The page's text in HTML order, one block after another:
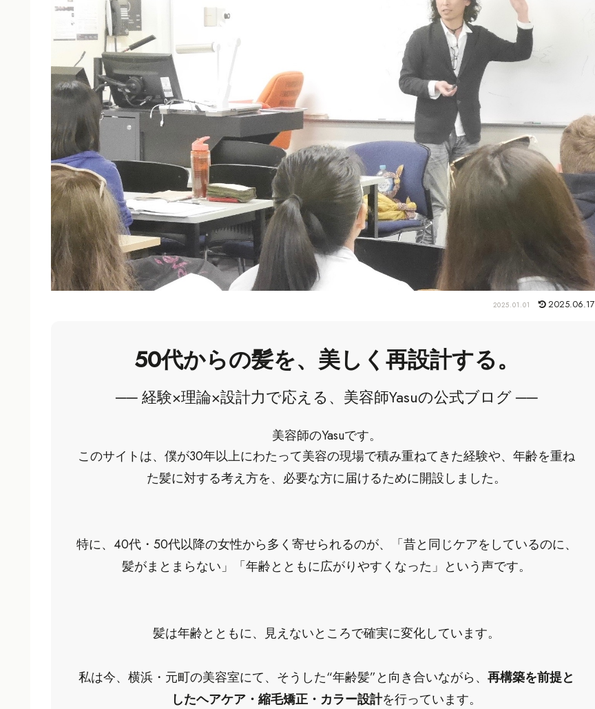
2025.01.01 2025.06.17
50代からの髪を、美しく再設計する。
── 経験×理論×設計力で応える、美容師Yasuの公式ブログ ──
美容師のYasuです。
このサイトは、僕が30年以上にわたって美容の現場で積み重ねてきた経験や、年齢を重ね
た髪に対する考え方を、必要な方に届けるために開設しました。
特に、40代・50代以降の女性から多く寄せられるのが、「昔と同じケアをしているのに、
髪がまとまらない」「年齢とともに広がりやすくなった」という声です。
髪は年齢とともに、見えないところで確実に変化しています。
私は今、横浜・元町の美容室にて、そうした“年齢髪”と向き合いながら、 再構築を前提と
したヘアケア・縮毛矯正・カラー設計を行っています。